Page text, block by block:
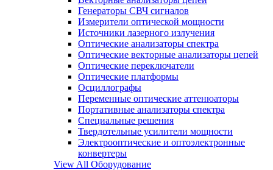
Генераторы СВЧ сигналов
Измерители оптической мощности
Источники лазерного излучения
Оптические анализаторы спектра
Оптические векторные анализаторы цепей
Оптические переключатели
Оптические платформы
Осциллографы
Переменные оптические аттенюаторы
Портативные анализаторы спектра
Специальные решения
Твердотельные усилители мощности
Электрооптические и оптоэлектронные
конвертеры
View All Оборудование